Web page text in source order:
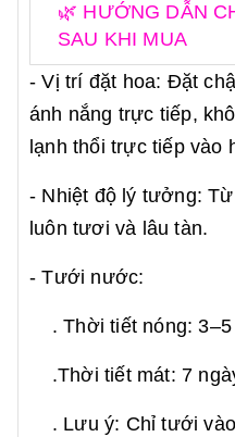
🌿 HƯỚNG DẪN
SAU KHI MUA
- Vị trí đặt hoa: Đặt
ánh nắng trực tiếp,
lạnh thổi trực tiếp vào
- Nhiệt độ lý tưởng: Từ
luôn tươi và lâu tàn.
- Tưới nước:
. Thời tiết nóng: 3–5
.Thời tiết mát: 7
. Lưu ý: Chỉ tưới